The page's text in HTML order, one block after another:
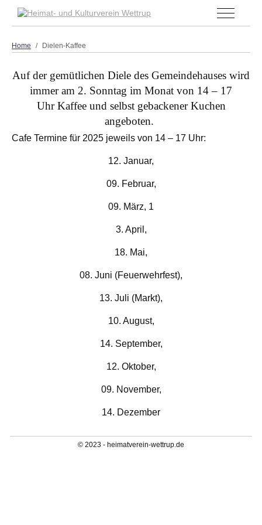
Off-
Home Dielen-Kaffee
Auf der gemütlichen Diele des Gemeindehauses wird
immer am 2. Sonntag im Monat von 14 – 17
UhrKaffee und selbst gebackener Kuchen
angeboten.
Cafe Termine für 2025 jeweils von 14 – 17 Uhr:
12. Januar,
09. Februar,
09. März, 1
3. April,
18. Mai,
08. Juni (Feuerwehrfest),
13. Juli (Markt),
10. August,
14. September,
12. Oktober,
09. November,
14. Dezember
© 2023 - heimatverein-wettrup.de